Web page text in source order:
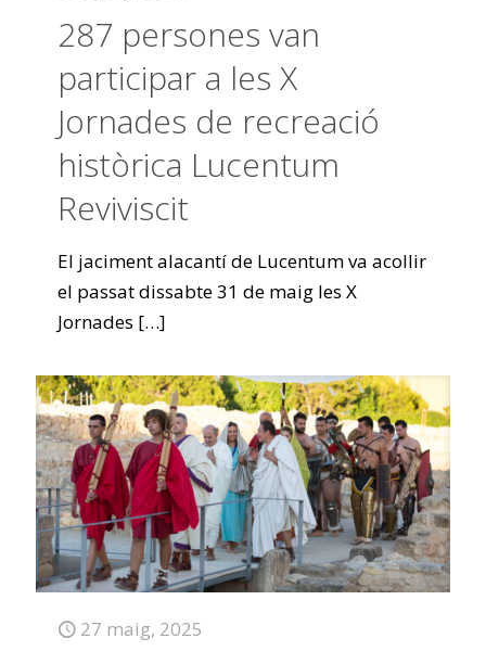
287 persones van
participar a les X
Jornades de recreació
històrica Lucentum
Reviviscit
El jaciment alacantí de Lucentum va acollir
el passat dissabte 31 de maig les X
Jornades […]
27 maig, 2025